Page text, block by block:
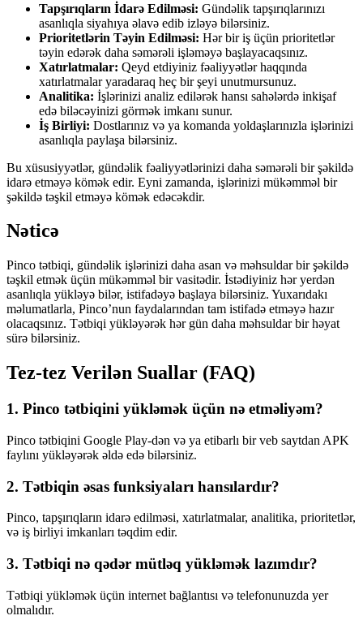
Tapşırıqların İdarə Edilməsi: Gündəlik tapşırıqlarınızı
asanlıqla siyahıya əlavə edib izləyə bilərsiniz.
Prioritetlərin Təyin Edilməsi: Hər bir iş üçün prioritetlər
təyin edərək daha səmərəli işləməyə başlayacaqsınız.
Xatırlatmalar: Qeyd etdiyiniz fəaliyyətlər haqqında
xatırlatmalar yaradaraq heç bir şeyi unutmursunuz.
Analitika: İşlərinizi analiz edilərək hansı sahələrdə inkişaf
edə biləcəyinizi görmək imkanı sunur.
İş Birliyi: Dostlarınız və ya komanda yoldaşlarınızla işlərinizi
asanlıqla paylaşa bilərsiniz.
Bu xüsusiyyətlər, gündəlik fəaliyyətlərinizi daha səmərəli bir şəkildə
idarə etməyə kömək edir. Eyni zamanda, işlərinizi mükəmməl bir
şəkildə təşkil etməyə kömək edəcəkdir.
Nəticə
Pinco tətbiqi, gündəlik işlərinizi daha asan və məhsuldar bir şəkildə
təşkil etmək üçün mükəmməl bir vasitədir. İstədiyiniz hər yerdən
asanlıqla yükləyə bilər, istifadəyə başlaya bilərsiniz. Yuxarıdakı
məlumatlarla, Pinco’nun faydalarından tam istifadə etməyə hazır
olacaqsınız. Tətbiqi yükləyərək hər gün daha məhsuldar bir həyat
sürə bilərsiniz.
Tez-tez Verilən Suallar (FAQ)
1. Pinco tətbiqini yükləmək üçün nə etməliyəm?
Pinco tətbiqini Google Play-dən və ya etibarlı bir veb saytdan APK
faylını yükləyərək əldə edə bilərsiniz.
2. Tətbiqin əsas funksiyaları hansılardır?
Pinco, tapşırıqların idarə edilməsi, xatırlatmalar, analitika, prioritetlər,
və iş birliyi imkanları təqdim edir.
3. Tətbiqi nə qədər mütləq yükləmək lazımdır?
Tətbiqi yükləmək üçün internet bağlantısı və telefonunuzda yer
olmalıdır.